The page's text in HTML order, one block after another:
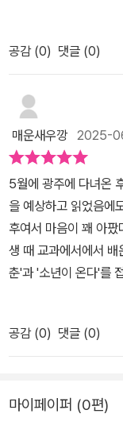
가의 마음이 십분 공
삶과 인생을 우리가 조
리에게 더 큰 메세지
리고 있는 것들이, 과
것임을 잊지 않길 다
를 제공받아 작성되었
니다. '어린왕자' 의
공감 (0) 댓글 (0)
매운새우깡2025-
5월에 광주에 다녀온
을 예상하고 읽었음에
후여서 마음이 꽤 아
생 때 교과에서에서
춘'과 '소년이 온다'를
고, 죄책감이 들었다.
했다. 이렇게 큰 일을
당히 말해도 되는가?
고 할 수 있나?어떻게
공감 (0) 댓글 (0)
마이페이퍼 (0편)